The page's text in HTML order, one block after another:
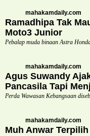
mahakamdaily.com
Ramadhipa Tak
Moto3 Junior
Pebalap muda binaan Astra
mahakamdaily.com
Agus Suwandy
Pancasila Tapi
Perda Wawasan Kebangsaan
mahakamdaily.com
Muh Anwar